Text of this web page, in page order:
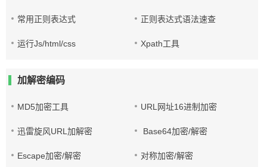
常用正则表达式 正则表达式语法速查
运行Js/html/css Xpath工具
加解密编码
MD5加密工具 URL网址16进制加密
迅雷旋风URL加解密 Base64加密/解密
Escape加密/解密 对称加密/解密